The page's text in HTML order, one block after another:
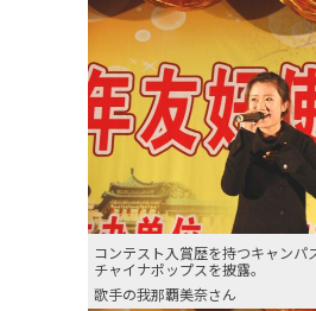
コンテスト入賞歴を持つキャンパ
チャイナポップスを披露。
歌手の我那覇美奈さん